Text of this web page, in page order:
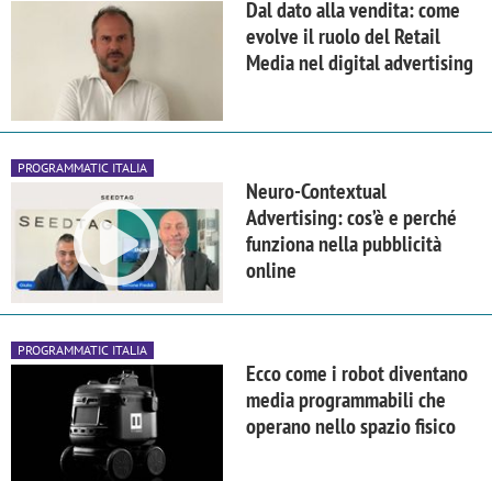
Dal dato alla vendita: come
evolve il ruolo del Retail
Media nel digital advertising
PROGRAMMATIC ITALIA
Neuro-Contextual
Advertising: cos’è e perché
funziona nella pubblicità
online
PROGRAMMATIC ITALIA
Ecco come i robot diventano
media programmabili che
operano nello spazio fisico